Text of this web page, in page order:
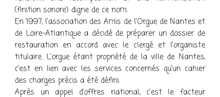
(finition sonore) digne de ce nom.
En 1997, l’association des Amis de l’Orgue de Nantes et
de Loire-Atlantique a décidé de préparer un dossier de
restauration en accord avec le clergé et l’organiste
titulaire. L’orgue étant propriété de la ville de Nantes,
c’est en lien avec les services concernés qu’un cahier
des charges précis a été défini.
Après un appel d’offres national, c’est le facteur